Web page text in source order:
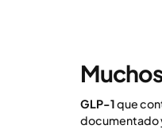
GLP-1que
documentado